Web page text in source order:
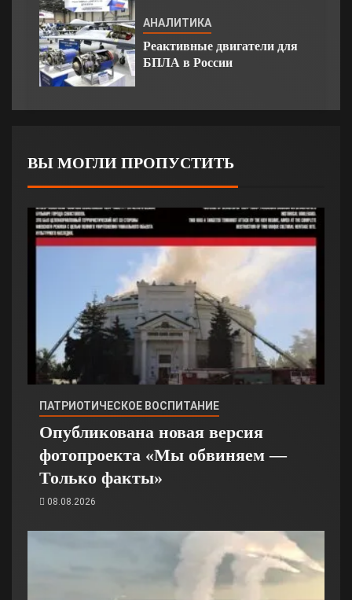
АНАЛИТИКА
Реактивные двигатели для
БПЛА в России
ВЫ МОГЛИ ПРОПУСТИТЬ
ПАТРИОТИЧЕСКОЕ ВОСПИТАНИЕ
Опубликована новая версия
фотопроекта «Мы обвиняем —
Только факты»
08.08.2026